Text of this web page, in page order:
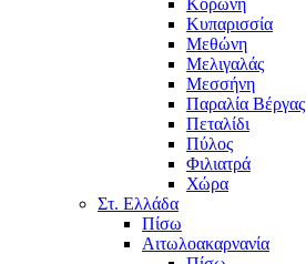
Κορώνη
Κυπαρισσία
Μεθώνη
Μελιγαλάς
Μεσσήνη
Παραλία Βέργας
Πεταλίδι
Πύλος
Φιλιατρά
Χώρα
Στ. Ελλάδα
Πίσω
Αιτωλοακαρνανία